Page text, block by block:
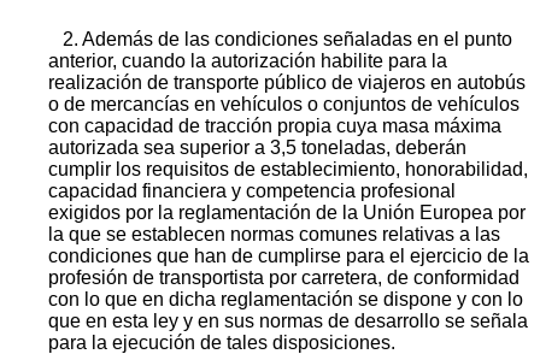
2. Además de las condiciones señaladas en el punto
anterior, cuando la autorización habilite para la
realización de transporte público de viajeros en autobús
o de mercancías en vehículos o conjuntos de vehículos
con capacidad de tracción propia cuya masa máxima
autorizada sea superior a 3,5 toneladas, deberán
cumplir los requisitos de establecimiento, honorabilidad,
capacidad financiera y competencia profesional
exigidos por la reglamentación de la Unión Europea por
la que se establecen normas comunes relativas a las
condiciones que han de cumplirse para el ejercicio de la
profesión de transportista por carretera, de conformidad
con lo que en dicha reglamentación se dispone y con lo
que en esta ley y en sus normas de desarrollo se señala
para la ejecución de tales disposiciones.